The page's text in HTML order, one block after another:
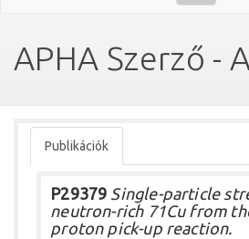
navigation
APHA Szerző -
Publikációk
P29379 Single-particle
neutron-rich 71Cu from
proton pick-up reaction.